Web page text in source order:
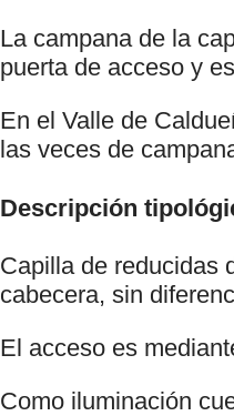
La campana de la
puerta de acceso y
En el Valle de
las veces de
Descripción
Capilla de reducidas
cabecera, sin
El acceso es
Como iluminación